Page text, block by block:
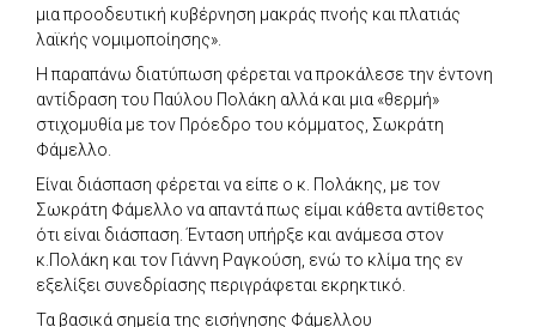
μια προοδευτική κυβέρνηση μακράς πνοής και πλατιάς
λαϊκής νομιμοποίησης».
Η παραπάνω διατύπωση φέρεται να προκάλεσε την έντονη
αντίδραση του Παύλου Πολάκη αλλά και μια «θερμή»
στιχομυθία με τον Πρόεδρο του κόμματος, Σωκράτη
Φάμελλο.
Είναι διάσπαση φέρεται να είπε ο κ. Πολάκης, με τον
Σωκράτη Φάμελλο να απαντά πως είμαι κάθετα αντίθετος
ότι είναι διάσπαση. Ένταση υπήρξε και ανάμεσα στον
κ.Πολάκη και τον Γιάννη Ραγκούση, ενώ το κλίμα της εν
εξελίξει συνεδρίασης περιγράφεται εκρηκτικό.
Τα βασικά σημεία της εισήγησης Φάμελλου